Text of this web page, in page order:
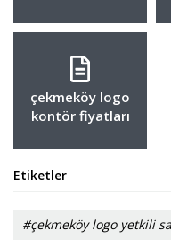
çekmeköy logo
kontör fiyatları
Etiketler
#çekmeköy logo yetkili